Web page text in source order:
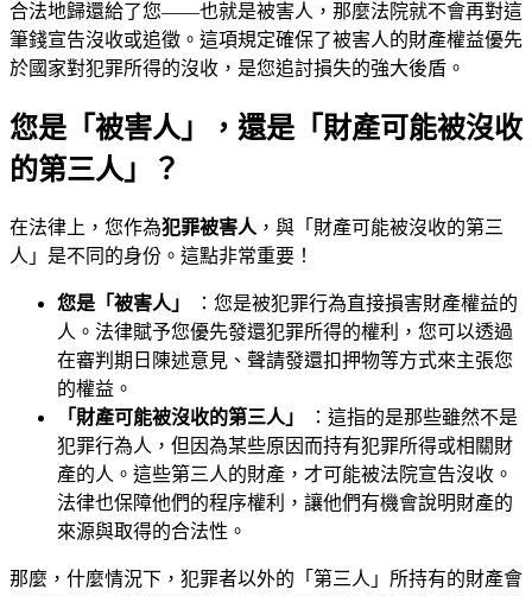
合法地歸還給了您——也就是被害人，那麼法院就不會再對這
筆錢宣告沒收或追徵。這項規定確保了被害人的財產權益優先
於國家對犯罪所得的沒收，是您追討損失的強大後盾。
您是「被害人」，還是「財產可能被沒收
的第三人」？
在法律上，您作為犯罪被害人 ，與「財產可能被沒收的第三
人」是不同的身份。這點非常重要！
您是「被害人」
：您是被犯罪行為直接損害財產權益的
人。法律賦予您優先發還犯罪所得的權利，您可以透過
在審判期日陳述意見、聲請發還扣押物等方式來主張您
的權益。
「財產可能被沒收的第三人」
：這指的是那些雖然不是
犯罪行為人，但因為某些原因而持有犯罪所得或相關財
產的人。這些第三人的財產，才可能被法院宣告沒收。
法律也保障他們的程序權利，讓他們有機會說明財產的
來源與取得的合法性。
那麼，什麼情況下，犯罪者以外的「第三人」所持有的財產會